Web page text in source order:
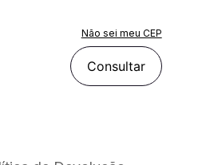
Não sei meu CEP
Consultar